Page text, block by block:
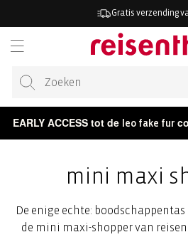
Gratis verzending
EARLY ACCESS tot de leo fake fur
mini maxi
De enige echte:
de mini maxi-shopper van